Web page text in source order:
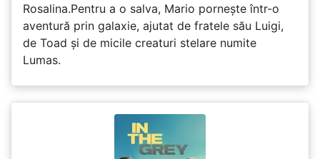
Rosalina.Pentru a o salva, Mario pornește într-o
aventură prin galaxie, ajutat de fratele său Luigi,
de Toad și de micile creaturi stelare numite
Lumas.